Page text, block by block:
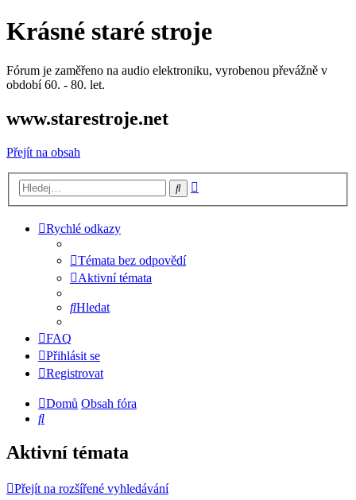
Krásné staré stroje
Fórum je zaměřeno na audio elektroniku, vyrobenou převážně v
období 60. - 80. let.
www.starestroje.net
Přejít na obsah
Hledat
Rychlé odkazy
Témata bez odpovědí
Aktivní témata
Hledat
FAQ
Přihlásit se
Registrovat
Domů Obsah fóra
Hledat
Aktivní témata
Přejít na rozšířené vyhledávání